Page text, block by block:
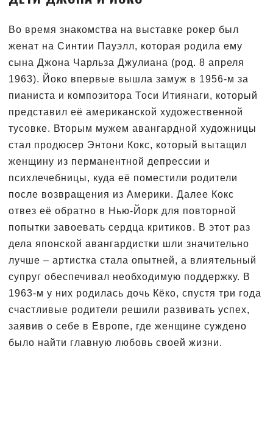
Во время знакомства на выставке рокер был
женат на Синтии Пауэлл, которая родила ему
сына Джона Чарльза Джулиана (род. 8 апреля
1963). Йоко впервые вышла замуж в 1956-м за
пианиста и композитора Тоси Итиянаги, который
представил её американской художественной
тусовке. Вторым мужем авангардной художницы
стал продюсер Энтони Кокс, который вытащил
женщину из перманентной депрессии и
психлечебницы, куда её поместили родители
после возвращения из Америки. Далее Кокс
отвез её обратно в Нью-Йорк для повторной
попытки завоевать сердца критиков. В этот раз
дела японской авангардистки шли значительно
лучше – артистка стала опытней, а влиятельный
супруг обеспечивал необходимую поддержку. В
1963-м у них родилась дочь Кёко, спустя три года
счастливые родители решили развивать успех,
заявив о себе в Европе, где женщине суждено
было найти главную любовь своей жизни.